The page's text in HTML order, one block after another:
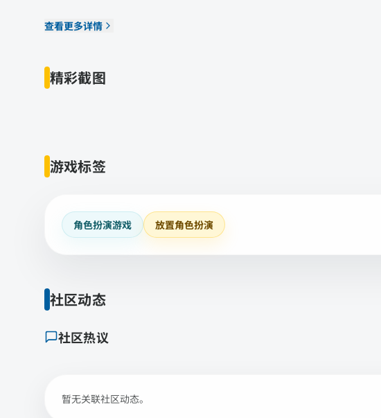
查看更多详情
精彩截图
游戏标签
角色扮演游戏 放置角色扮演
社区动态
社区热议
暂无关联社区动态。